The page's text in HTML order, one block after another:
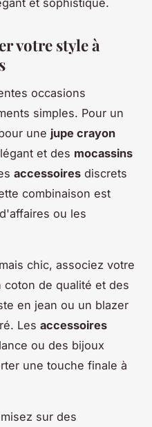
et sophistiqué.
votre style à
occasions
simples. Pour un
une jupe crayon
et des mocassins
accessoires discrets
combinaison est
ou les
mais chic, associez votre
de qualité et des
en jean ou un blazer
Les accessoires
ou des bijoux
une touche finale à
sur des